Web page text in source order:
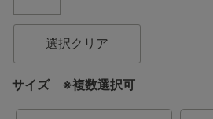
選択クリア
サイズ ※複数選択可